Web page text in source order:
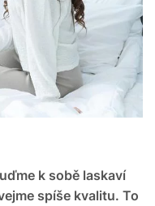
k sobě laskaví
spíše kvalitu. To